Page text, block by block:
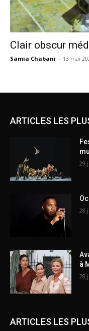
Clair obscur
Samia Chabani - 13 mai
ARTICLES LES
29
28
à
28
ARTICLES LES